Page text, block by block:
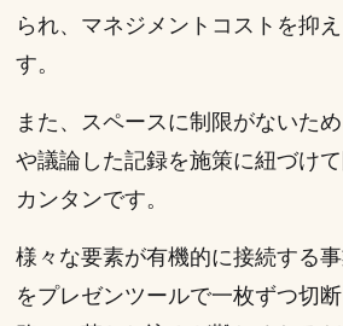
られ、マネジメントコストを抑
す。
また、スペースに制限がないた
や議論した記録を施策に紐づけ
カンタンです。
様々な要素が有機的に接続する
をプレゼンツールで一枚ずつ切